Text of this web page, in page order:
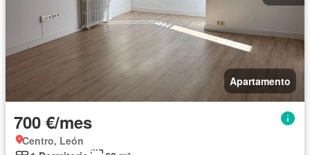
Apartamento
700 €/mes
Centro, León